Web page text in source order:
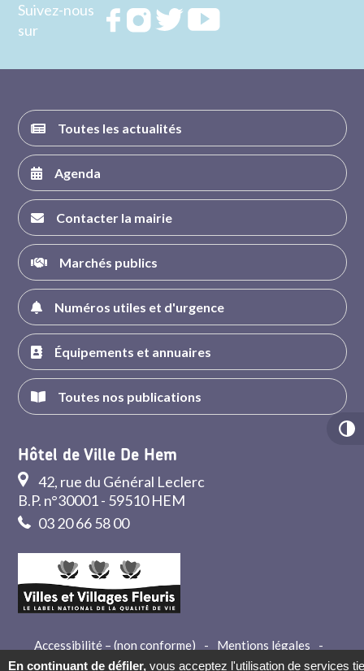
Suivez-nous
sur
RejoignezRejoignezRejoignez
Toutes les actualités
Agenda
Contacter la mairie
Marchés publics
Numéros utiles et d'urgence
Équipements et annuaires
Toutes nos publications
Hôtel de Ville De Hem
42, rue du Général Leclerc
B.P. n°30001 - 59510 HEM
03 20 66 58 00
Accessibilité – (non conforme) - Mentions légales
-
Crédits
- Contact
En continuant de défiler, vous acceptez l'utilisation de services